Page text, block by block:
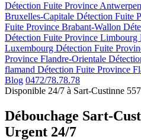
Détection Fuite Province Antwerpen
Bruxelles-Capitale Détection Fuite
Fuite Province Brabant-Wallon
Détection Fuite Province Limbourg
Luxembourg Détection Fuite
Province Flandre-Orientale
flamand Détection Fuite Province
Blog 0472/78.78.78
Disponible 24/7 à Sart-Custinne
Débouchage Sart-
Urgent 24/7